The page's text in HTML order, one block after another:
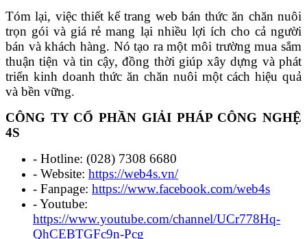
Tóm lại, việc thiết kế trang web bán thức ăn chăn nuôi
trọn gói và giá rẻ mang lại nhiều lợi ích cho cả người
bán và khách hàng. Nó tạo ra một môi trường mua sắm
thuận tiện và tin cậy, đồng thời giúp xây dựng và phát
triển kinh doanh thức ăn chăn nuôi một cách hiệu quả
và bền vững.
CÔNG TY CỔ PHẦN GIẢI PHÁP CÔNG NGHỆ
4S
- Hotline: (028) 7308 6680
- Website: https://web4s.vn/
- Fanpage: https://www.facebook.com/web4s
- Youtube:
https://www.youtube.com/channel/UCr778Hq-
QhCEBTGFc9n-Pcg